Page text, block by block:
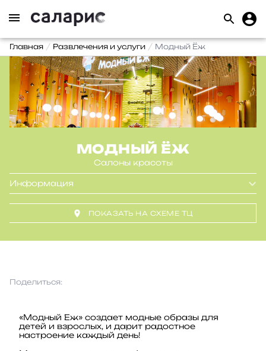
Главная Развлечения и услуги Модный Ёж
МОДНЫЙ ЁЖ
Салоны красоты
Информация
ПОКАЗАТЬ НА СХЕМЕ ТЦ
Поделиться:
«Модный Еж» создает модные образы для
детей и взрослых, и дарит радостное
настроение каждый день!